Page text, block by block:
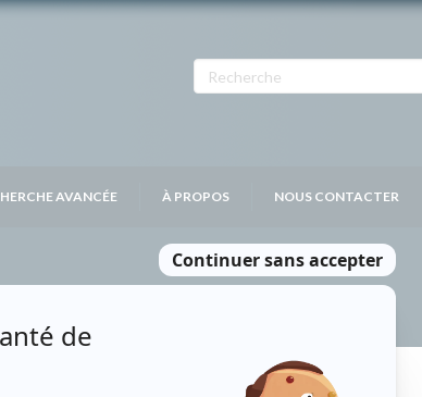
AVANCÉE À PROPOS NOUS CONTACTER